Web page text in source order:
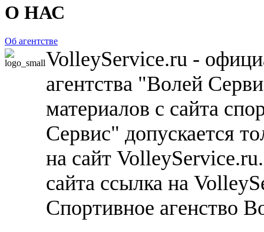
О НАС
Об агентстве
VolleyService.ru -
агентства "Волей
материалов с сайта
Сервис" допускается
на сайт
сайта ссылка на
Спортивное агенство